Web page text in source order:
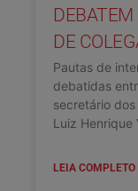
DE
Pautas de
debatidas
secretário
Luiz Henrique
LEIA COMPLETO